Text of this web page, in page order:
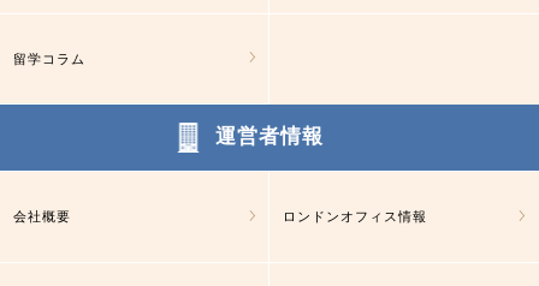
留学コラム
運営者情報
会社概要 ロンドンオフィス情報